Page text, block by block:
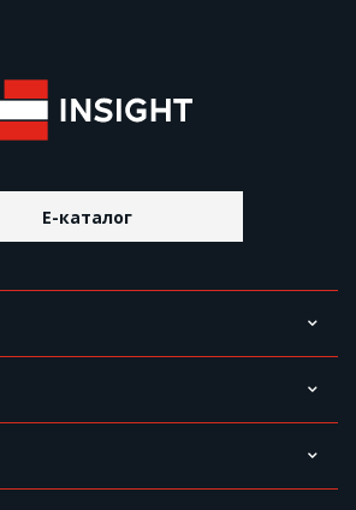
E-каталог